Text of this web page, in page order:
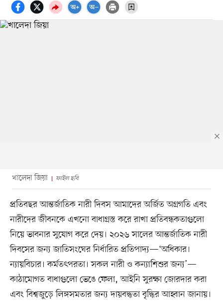
খালেদা জিয়া ফাইল ছবি
প্রতিবছর আন্তর্জাতিক নারী দিবস আমাদের অর্জিত অগ্রগতি এবং
নারীদের জীবনকে এখনো বাধাগ্রস্ত করে রাখা প্রতিবন্ধকতাগুলো
নিয়ে ভাবনার সুযোগ করে দেয়। ২০২৬ সালের আন্তর্জাতিক নারী
দিবসের জন্য জাতিসংঘের নির্ধারিত প্রতিপাদ্য—‘অধিকার।
ন্যায়বিচার। কর্মতৎপরতা। সকল নারী ও কন্যাশিশুর জন্য’—
কাঠামোগত বাধাগুলো ভেঙে ফেলা, আইনি সুরক্ষা জোরদার করা
এবং বিশ্বজুড়ে লিঙ্গসমতার জন্য দায়বদ্ধতা বৃদ্ধির আহ্বান জানায়।